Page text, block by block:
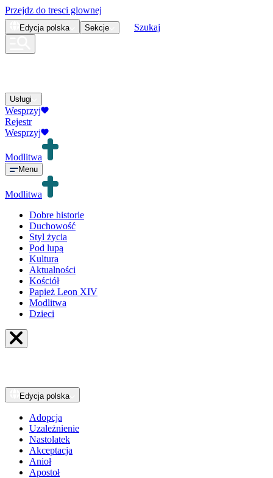
Przejdz do tresci glownej
Edycja polska Sekcje Szukaj
Usługi
Wesprzyj
Rejestr
Wesprzyj
Modlitwa
Menu
Modlitwa
Dobre historie
Duchowość
Styl życia
Pod lupą
Kultura
Aktualności
Kościół
Papież Leon XIV
Modlitwa
Dzieci
Edycja polska
Adopcja
Uzależnienie
Nastolatek
Akceptacja
Anioł
Apostoł